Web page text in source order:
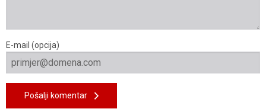
E-mail (opcija)
Pošalji komentar